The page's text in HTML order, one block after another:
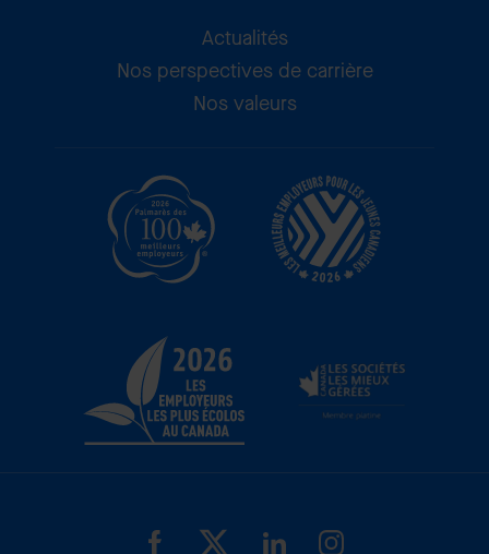
Actualités
Nos perspectives de carrière
Nos valeurs